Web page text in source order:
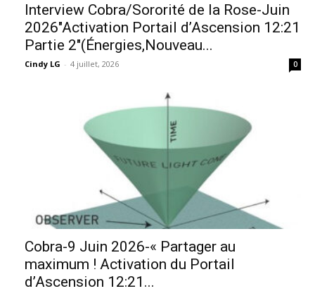
Interview Cobra/Sororité de la Rose-Juin
2026″Activation Portail d’Ascension 12:21
Partie 2″(Énergies,Nouveau...
Cindy LG - 4 juillet, 2026 0
Cobra-9 Juin 2026-« Partager au
maximum ! Activation du Portail
d’Ascension 12:21...